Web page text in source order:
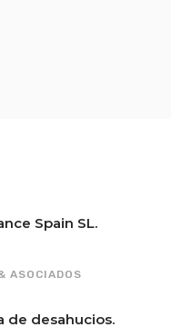
Spain SL.
ASOCIADOS
de desahucios.